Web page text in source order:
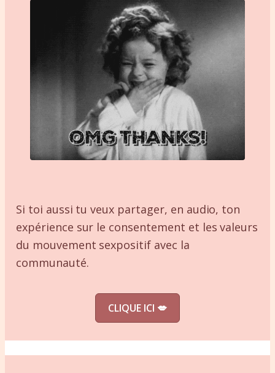
Si toi aussi tu veux partager, en audio, ton
expérience sur le consentement et les valeurs
du mouvement sexpositif avec la
communauté.
CLIQUE ICI 💋